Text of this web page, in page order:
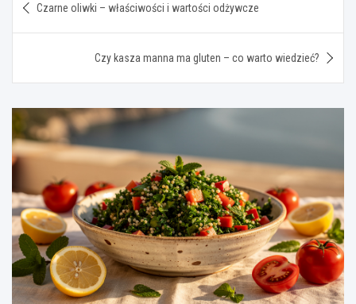
wpisu
Czarne oliwki – właściwości i wartości odżywcze
Czy kasza manna ma gluten – co warto wiedzieć?